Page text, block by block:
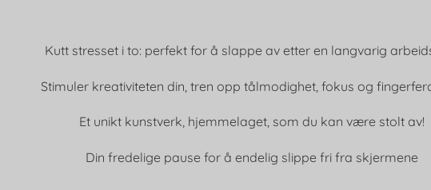
Kutt stresset i to: perfekt for å slappe av etter en langvarig
Stimuler kreativiteten din, tren opp tålmodighet, fokus og
Et unikt kunstverk, hjemmelaget, som du kan være stolt av!
Din fredelige pause for å endelig slippe fri fra skjermene